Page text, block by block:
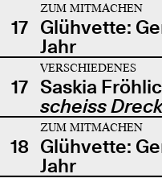
17
ZUM MITMACHEN
Glühvette:
Jahr
17
VERSCHIEDENES
Saskia
scheiss
18
ZUM MITMACHEN
Glühvette:
Jahr